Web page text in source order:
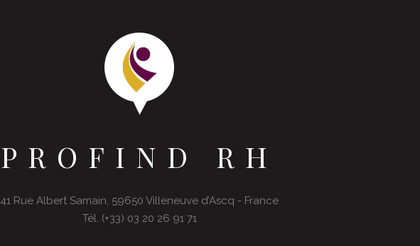
PROFIND RH
41 Rue Albert Samain, 59650 Villeneuve d’Ascq - France
Tél. (+33) 03 20 26 91 71